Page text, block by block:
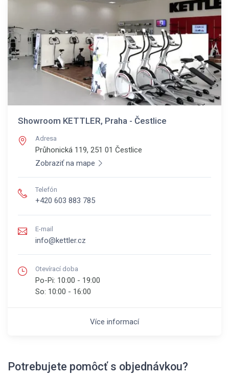
Showroom KETTLER, Praha - Čestlice
Adresa
Průhonická 119, 251 01 Čestlice
Zobraziť na mape
Telefón
+420 603 883 785
E-mail
info@kettler.cz
Otevírací doba
Po-Pi: 10:00 - 19:00
So: 10:00 - 16:00
Více informací
Potrebujete pomôcť s objednávkou?